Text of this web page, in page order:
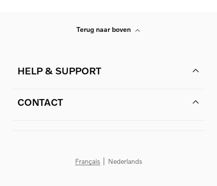
Terug naar boven
HELP & SUPPORT
CONTACT
Français Nederlands